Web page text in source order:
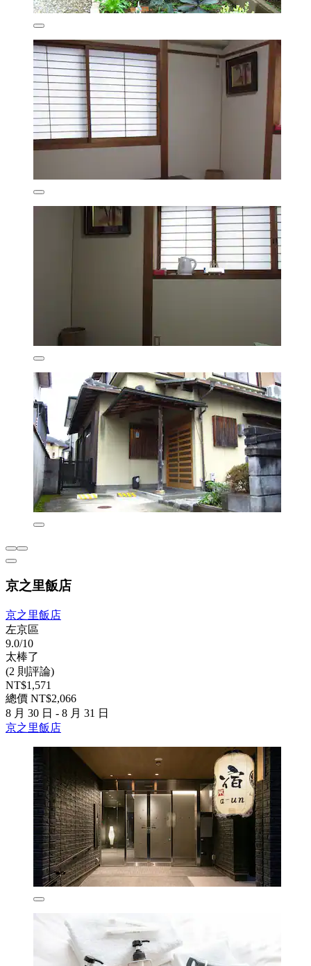
京之里飯店
京之里飯店
左京區
9.0/10
太棒了
(2 則評論)
NT$1,571
總價 NT$2,066
8 月 30 日 - 8 月 31 日
京之里飯店